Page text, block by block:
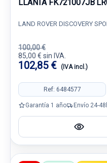
LLANTA FK721007JB
LAND ROVER DISCOVERY
100,00 €
85,00 € sin IVA.
102,85 € (IVA incl.)
Ref: 6484577
Garantía 1 año Envío 24-